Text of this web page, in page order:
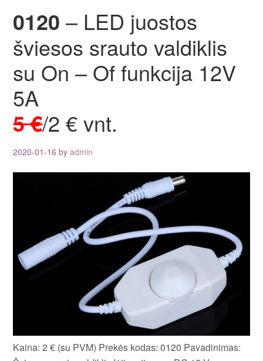
0120– LED juostos
šviesos srauto valdiklis
su On – Of funkcija 12V
5A
5 €/2 € vnt.
2020-01-16 byadmin
Kaina: 2 € (su PVM) Prekės kodas: 0120 Pavadinimas: